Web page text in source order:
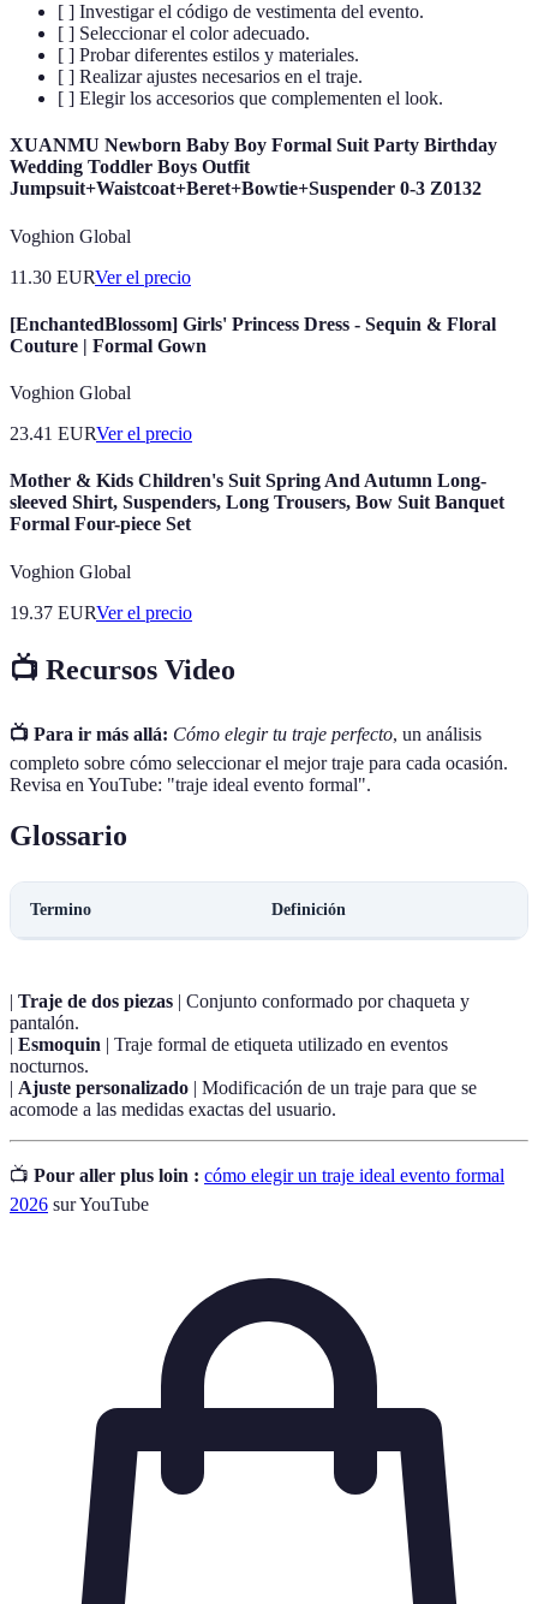
[ ] Investigar el código de vestimenta del evento.
[ ] Seleccionar el color adecuado.
[ ] Probar diferentes estilos y materiales.
[ ] Realizar ajustes necesarios en el traje.
[ ] Elegir los accesorios que complementen el look.
XUANMU Newborn Baby Boy Formal Suit Party Birthday
Wedding Toddler Boys Outfit
Jumpsuit+Waistcoat+Beret+Bowtie+Suspender 0-3 Z0132
Voghion Global
11.30 EURVer el precio
[EnchantedBlossom] Girls' Princess Dress - Sequin & Floral
Couture | Formal Gown
Voghion Global
23.41 EURVer el precio
Mother & Kids Children's Suit Spring And Autumn Long-
sleeved Shirt, Suspenders, Long Trousers, Bow Suit Banquet
Formal Four-piece Set
Voghion Global
19.37 EURVer el precio
📺 Recursos Video
📺 Para ir más allá: Cómo elegir tu traje perfecto, un análisis
completo sobre cómo seleccionar el mejor traje para cada ocasión.
Revisa en YouTube: "traje ideal evento formal".
Glossario
Termino Definición
| Traje de dos piezas | Conjunto conformado por chaqueta y
pantalón.
| Esmoquin | Traje formal de etiqueta utilizado en eventos
nocturnos.
| Ajuste personalizado | Modificación de un traje para que se
acomode a las medidas exactas del usuario.
📺 Pour aller plus loin : cómo elegir un traje ideal evento formal
2026 sur YouTube